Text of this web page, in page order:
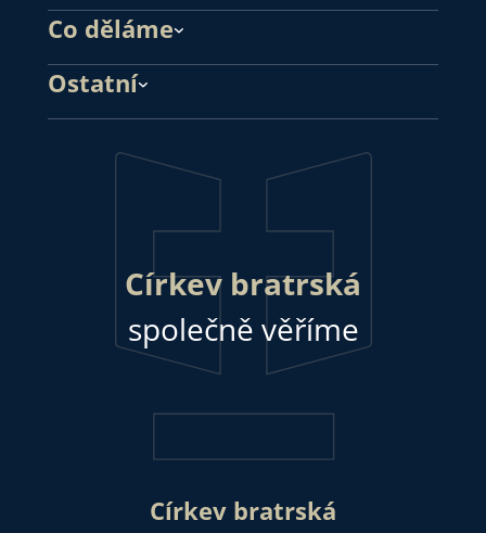
Co děláme
Ostatní
Církev bratrská
společně věříme
Církev bratrská